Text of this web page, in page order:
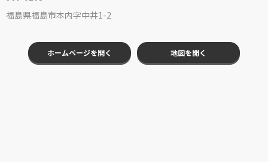
福島県福島市本内字中井1-2
ホームページを開く 地図を開く